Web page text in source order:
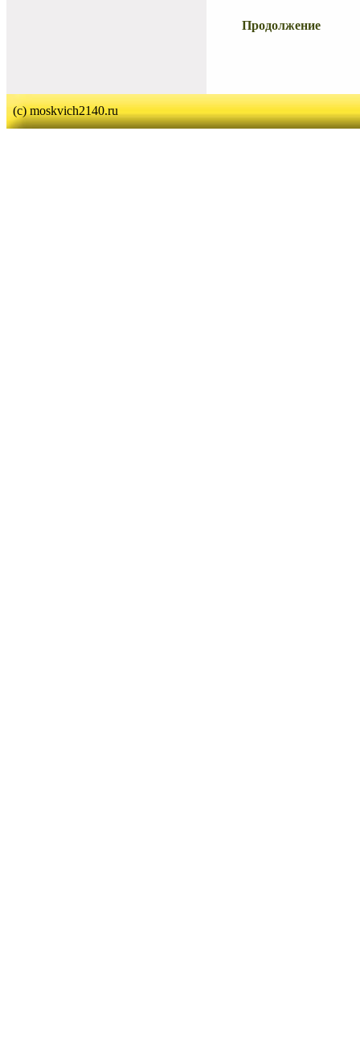
Продолжение
(c) moskvich2140.ru